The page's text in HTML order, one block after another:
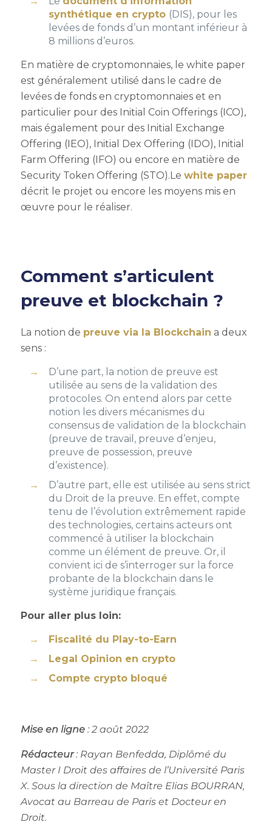
synthétique en crypto (DIS), pour les
levées de fonds d’un montant inférieur à
8 millions d’euros.
En matière de cryptomonnaies, le white paper
est généralement utilisé dans le cadre de
levées de fonds en cryptomonnaies et en
particulier pour des Initial Coin Offerings (ICO),
mais également pour des Initial Exchange
Offering (IEO), Initial Dex Offering (IDO), Initial
Farm Offering (IFO) ou encore en matière de
Security Token Offering (STO).Le white paper
décrit le projet ou encore les moyens mis en
œuvre pour le réaliser.
Comment s’articulent
preuve et blockchain ?
La notion de preuve via la Blockchain a deux
sens :
D’une part, la notion de preuve est
utilisée au sens de la validation des
protocoles. On entend alors par cette
notion les divers mécanismes du
consensus de validation de la blockchain
(preuve de travail, preuve d’enjeu,
preuve de possession, preuve
d’existence).
D’autre part, elle est utilisée au sens strict
du Droit de la preuve. En effet, compte
tenu de l’évolution extrêmement rapide
des technologies, certains acteurs ont
commencé à utiliser la blockchain
comme un élément de preuve. Or, il
convient ici de s’interroger sur la force
probante de la blockchain dans le
système juridique français.
Pour aller plus loin:
Fiscalité du Play-to-Earn
Legal Opinion en crypto
Compte crypto bloqué
Mise en ligne: 2 août 2022
Rédacteur: Rayan Benfedda, Diplômé du
Master I Droit des affaires de l’Université Paris
X. Sous la direction de Maître Elias BOURRAN,
Avocat au Barreau de Paris et Docteur en
Droit.